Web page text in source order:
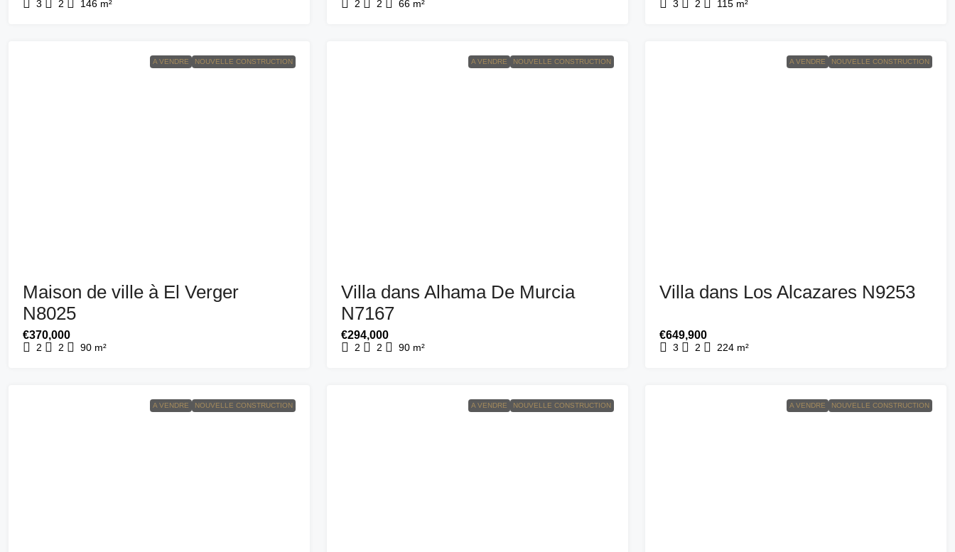
3 2 146 m² 2 2 66 m² 3 2 115 m²
A VENDRE NOUVELLE CONSTRUCTION
Maison de ville à El Verger
N8025
€370,000
2 2 90 m²
A VENDRE NOUVELLE CONSTRUCTION
Villa dans Alhama De Murcia
N7167
€294,000
2 2 90 m²
A VENDRE NOUVELLE CONSTRUCTION
Villa dans Los Alcazares N9253
€649,900
3 2 224 m²
A VENDRE NOUVELLE CONSTRUCTION A VENDRE NOUVELLE CONSTRUCTION A VENDRE NOUVELLE CONSTRUCTION